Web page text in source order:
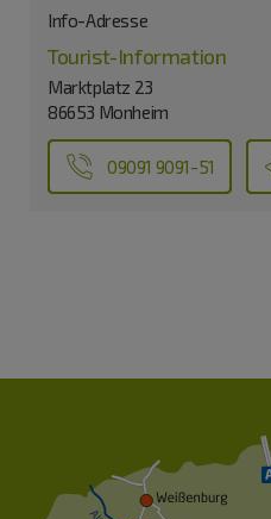
Info-Adresse
Tourist-Information
Marktplatz 23
86653 Monheim
09091 9091-51